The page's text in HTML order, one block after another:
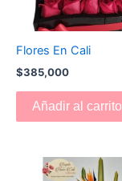
Flores En Cali
$385,000
Añadir al carrito